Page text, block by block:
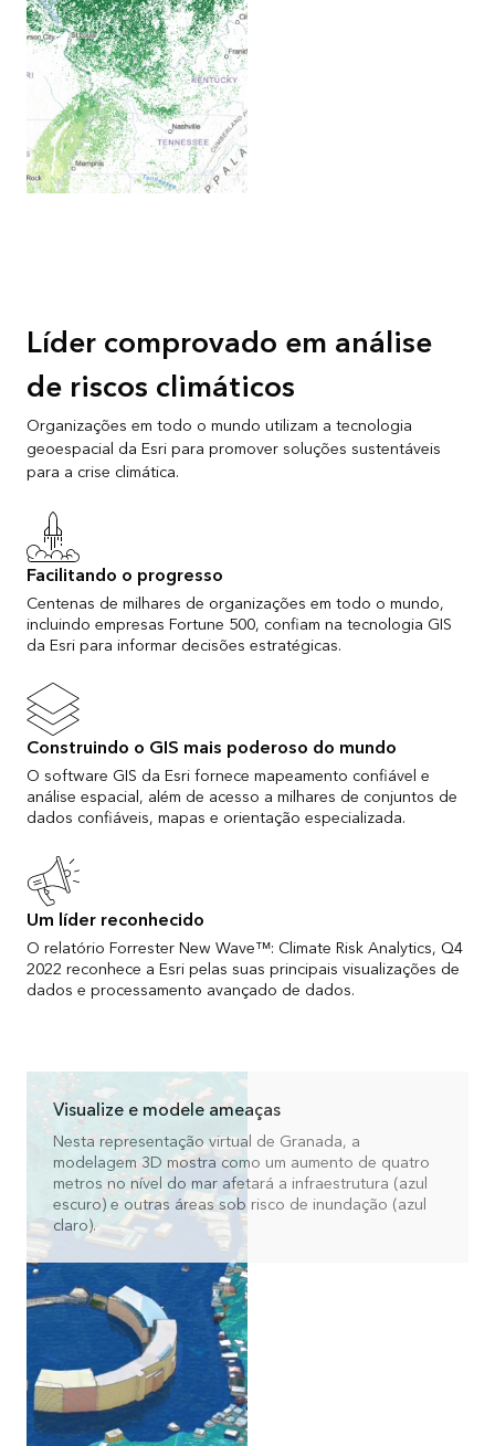
Líder comprovado em análise
de riscos climáticos
Organizações em todo o mundo utilizam a tecnologia
geoespacial da Esri para promover soluções sustentáveis ​​
para a crise climática.
Facilitando o progresso
Centenas de milhares de organizações em todo o mundo,
incluindo empresas Fortune 500, confiam na tecnologia GIS
da Esri para informar decisões estratégicas.
Construindo o GIS mais poderoso do mundo
O software GIS da Esri fornece mapeamento confiável e
análise espacial, além de acesso a milhares de conjuntos de
dados confiáveis, mapas e orientação especializada.
Um líder reconhecido
O relatório Forrester New Wave™: Climate Risk Analytics, Q4
2022 reconhece a Esri pelas suas principais visualizações de
dados e processamento avançado de dados.
Visualize e modele ameaças
Nesta representação virtual de Granada, a
modelagem 3D mostra como um aumento de quatro
metros no nível do mar afetará a infraestrutura (azul
escuro) e outras áreas sob risco de inundação (azul
claro).